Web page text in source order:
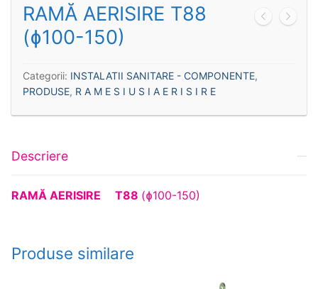
RAMĂ AERISIRE T88
(ɸ100-150)
Categorii: INSTALATII SANITARE - COMPONENTE,
PRODUSE, R A M E S I U S I A E R I S I R E
Descriere
RAMĂ AERISIRE T88 (ɸ100-150)
Produse similare